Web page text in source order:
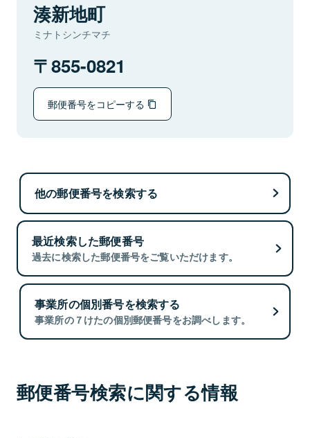
湊新地町
ミナトシンチマチ
855-0821
郵便番号をコピーする
他の郵便番号を検索する
最近検索した郵便番号
過去に検索した郵便番号をご覧いただけます。
事業所の個別番号を検索する
事業所の７けたの個別郵便番号をお調べします。
郵便番号検索に関する情報